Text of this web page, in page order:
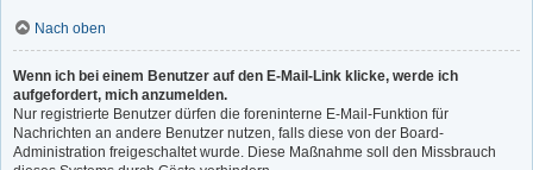
Nach oben
Wenn ich bei einem Benutzer auf den E-Mail-Link klicke, werde ich
aufgefordert, mich anzumelden.
Nur registrierte Benutzer dürfen die foreninterne E-Mail-Funktion für
Nachrichten an andere Benutzer nutzen, falls diese von der Board-
Administration freigeschaltet wurde. Diese Maßnahme soll den Missbrauch